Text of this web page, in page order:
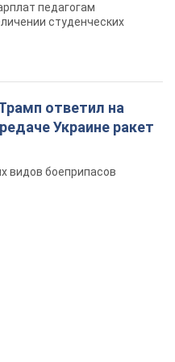
педагогам
студенческих
ответил на
Украине ракет
видов боеприпасов